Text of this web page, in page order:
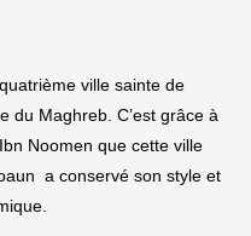
ville sainte de
du Maghreb. C’est grâce à
Noomen que cette ville
a conservé son style et